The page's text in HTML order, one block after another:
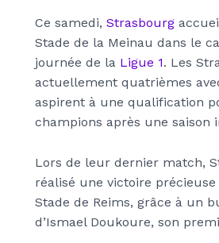
Ce samedi, Strasbourg
Stade de la Meinau dans le
journée de la Ligue 1. Les
actuellement quatrièmes
aspirent à une qualification
champions après une saison
Lors de leur dernier match,
réalisé une victoire
Stade de Reims, grâce à un
d’Ismael Doukoure, son